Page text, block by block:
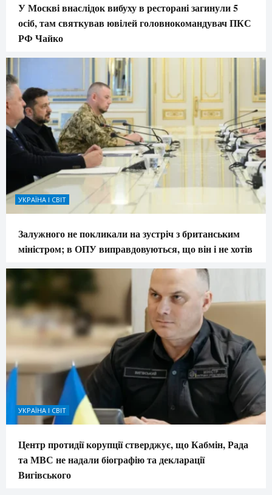
У Москві внаслідок вибуху в ресторані загинули 5
осіб, там святкував ювілей головнокомандувач ПКС
РФ Чайко
УКРАЇНА І СВІТ
Залужного не покликали на зустріч з британським
міністром; в ОПУ виправдовуються, що він і не хотів
УКРАЇНА І СВІТ
Центр протидії корупції стверджує, що Кабмін, Рада
та МВС не надали біографію та декларації
Вигівського